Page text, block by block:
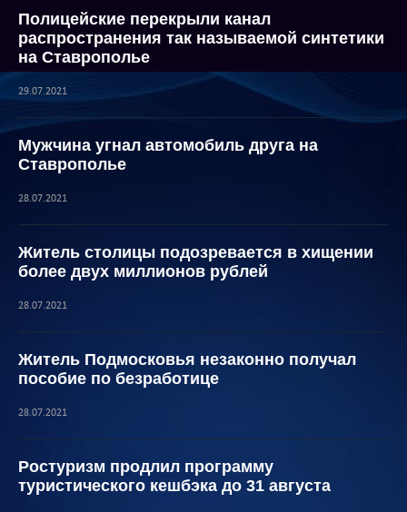
Полицейские перекрыли канал
распространения так называемой синтетики
на Ставрополье
29.07.2021
Мужчина угнал автомобиль друга на
Ставрополье
28.07.2021
Житель столицы подозревается в хищении
более двух миллионов рублей
28.07.2021
Житель Подмосковья незаконно получал
пособие по безработице
28.07.2021
Ростуризм продлил программу
туристического кешбэка до 31 августа